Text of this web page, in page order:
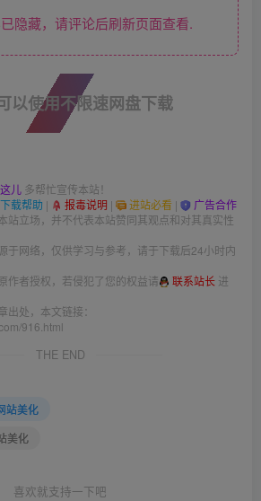
隐藏，请评论后刷新页面查看.
以使用不限速网盘下载
儿 多帮忙宣传本站！
下载帮助 | 报毒说明 | 进站必看 | 广告合作
站立场，并不代表本站赞同其观点和对其真实性
于网络，仅供学习与参考，请于下载后24小时内
作者授权，若侵犯了您的权益请 联系站长 进
出处，本文链接：
916.html
THE END
站美化
美化
喜欢就支持一下吧